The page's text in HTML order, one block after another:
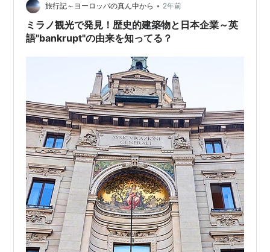
旅行記～ヨーロッパの真ん中から • 2年前
ミラノ観光で発見！歴史的建築物と日本企業～英
語"bankrupt"の由来を知ってる？